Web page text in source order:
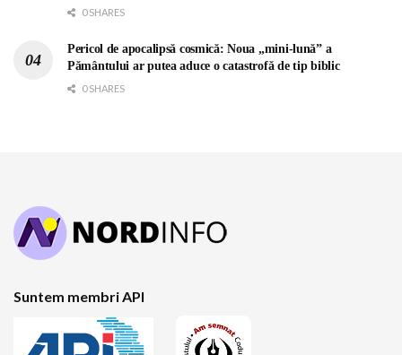
0 SHARES
Pericol de apocalipsă cosmică: Noua „mini-lună” a
Pământului ar putea aduce o catastrofă de tip biblic
0 SHARES
Suntem membri API